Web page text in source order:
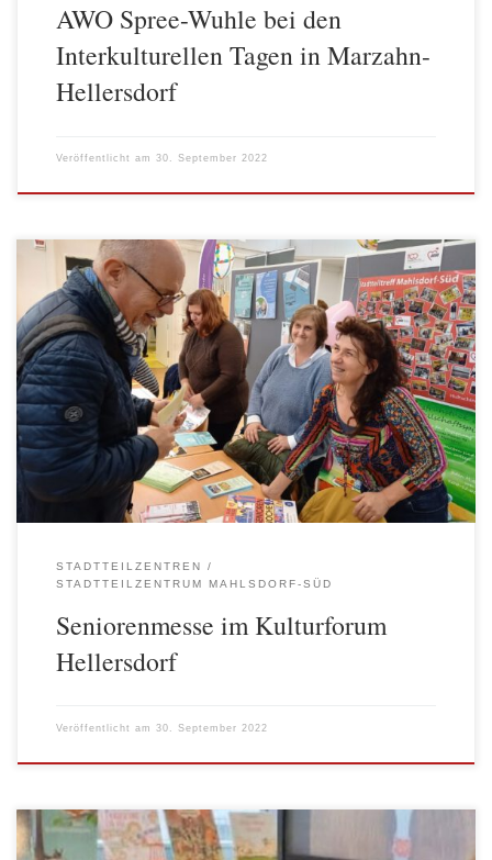
AWO Spree-Wuhle bei den
Interkulturellen Tagen in Marzahn-
Hellersdorf
Veröffentlicht am 30. September 2022
Der AWO-Stadtteiltreff Mahlsdorf-Süd nahm am 27. September
an der Seniorenmesse im Kulturforum Hellersdorf unter dem
Motto „aktiv und erfahren im Bezirk!“ teil. Die Messe präsentierte
Senioren, Angehörigen und Interessierten das vielfältige Angebot
im Freizeit-, Gesundheits-, Kultur- oder Bildungsbereich des
Bezirks. Für den AWO-Stadtteiltreff ist die Beteiligung an einer
solchen Messe […]
STADTTEILZENTREN
STADTTEILZENTRUM MAHLSDORF-SÜD
Seniorenmesse im Kulturforum
Hellersdorf
Veröffentlicht am 30. September 2022